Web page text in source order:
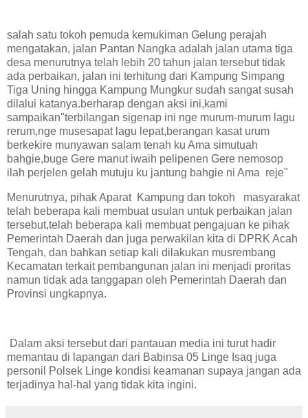
salah satu tokoh pemuda kemukiman Gelung perajah
mengatakan, jalan Pantan Nangka adalah jalan utama tiga
desa menurutnya telah lebih 20 tahun jalan tersebut tidak
ada perbaikan, jalan ini terhitung dari Kampung Simpang
Tiga Uning hingga Kampung Mungkur sudah sangat susah
dilalui katanya.berharap dengan aksi ini,kami
sampaikan"terbilangan sigenap ini nge murum-murum lagu
rerum,nge musesapat lagu lepat,berangan kasat urum
berkekire munyawan salam tenah ku Ama simutuah
bahgie,buge Gere manut iwaih pelipenen Gere nemosop
ilah perjelen gelah mutuju ku jantung bahgie ni Ama reje"
Menurutnya, pihak Aparat Kampung dan tokoh masyarakat
telah beberapa kali membuat usulan untuk perbaikan jalan
tersebut,telah beberapa kali membuat pengajuan ke pihak
Pemerintah Daerah dan juga perwakilan kita di DPRK Acah
Tengah, dan bahkan setiap kali dilakukan musrembang
Kecamatan terkait pembangunan jalan ini menjadi proritas
namun tidak ada tanggapan oleh Pemerintah Daerah dan
Provinsi ungkapnya.
Dalam aksi tersebut dari pantauan media ini turut hadir
memantau di lapangan dari Babinsa 05 Linge Isaq juga
personil Polsek Linge kondisi keamanan supaya jangan ada
terjadinya hal-hal yang tidak kita ingini.